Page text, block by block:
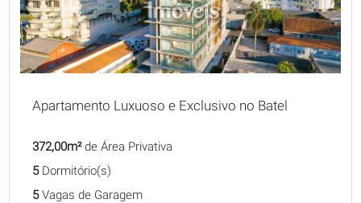
Apartamento Luxuoso e Exclusivo no Batel
372,00m²de Área Privativa
5Dormitório(s)
5Vagas de Garagem